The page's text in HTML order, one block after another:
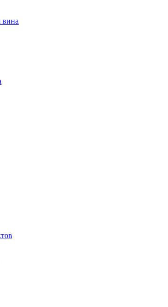
вина